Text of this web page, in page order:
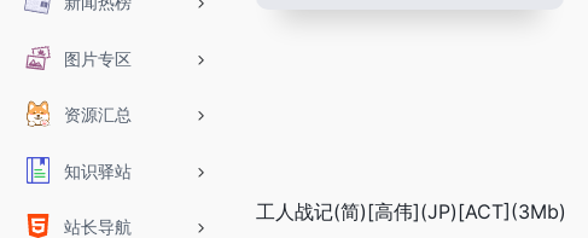
图片专区
资源汇总
知识驿站
站长导航
工人战记(简)[高伟](JP)[ACT](3Mb)